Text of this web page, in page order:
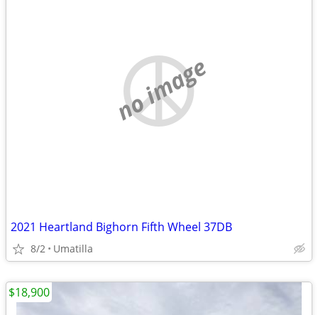
no image
2021 Heartland Bighorn Fifth Wheel 37DB
8/2 Umatilla
$18,900